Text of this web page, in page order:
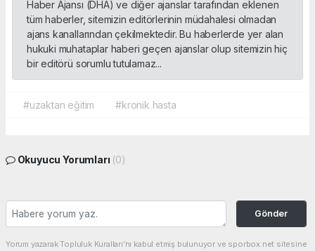
Haber Ajansı (DHA) ve diğer ajanslar tarafından eklenen
tüm haberler, sitemizin editörlerinin müdahalesi olmadan
ajans kanallarından çekilmektedir. Bu haberlerde yer alan
hukuki muhataplar haberi geçen ajanslar olup sitemizin hiç
bir editörü sorumlu tutulamaz...
#uzaktan eğitim #kronik hasta
Okuyucu Yorumları (0)
Gönder
Yorum yazarak Topluluk Kuralları’nı kabul etmiş bulunuyor ve sporbox.net sitesine